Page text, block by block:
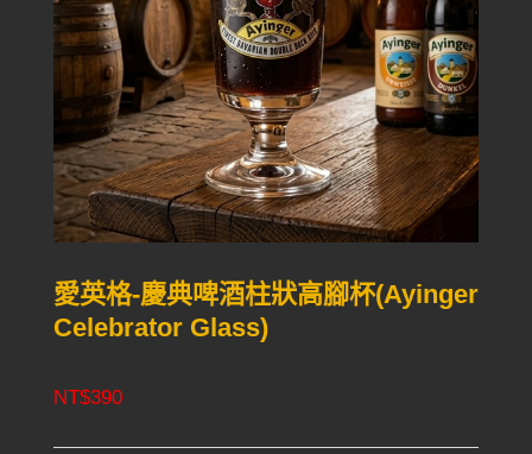
愛英格-慶典啤酒柱狀高腳杯(Ayinger
Celebrator Glass)
NT$390